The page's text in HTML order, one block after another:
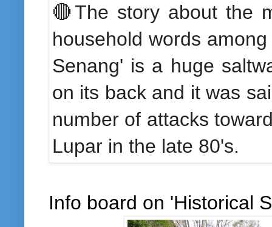
🔴The story about the
household words
Senang' is a huge
on its back and it was
number of attacks
Lupar in the late 80's.
Info board on 'Historical